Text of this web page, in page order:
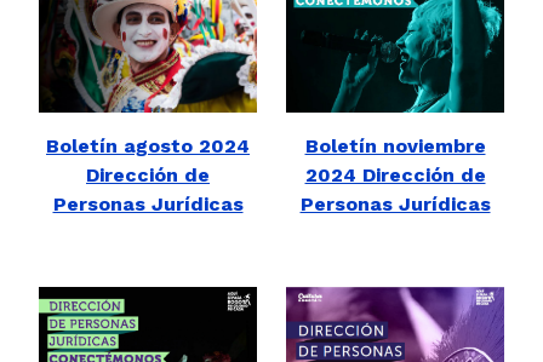
Boletín agosto 2024
Dirección de
Personas Jurídicas
Boletín noviembre
2024 Dirección de
Personas Jurídicas